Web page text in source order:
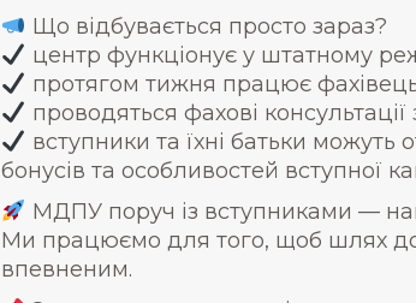
Що відбувається просто зараз?
центр функціонує у штатному
протягом тижня працює фахівець
проводяться фахові
вступники та їхні батьки
бонусів та особливостей вступної
МДПУ поруч із вступниками —
Ми працюємо для того, щоб шлях до
впевненим.